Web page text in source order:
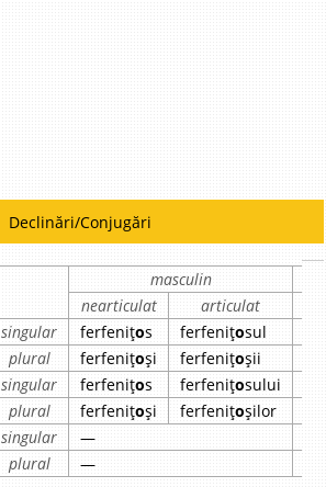
Declinări/Conjugări
masculin
nearticulat
articulat
singular ferfenițos ferfenițosul
plural
ferfenițoși ferfenițoșii
singular ferfenițos ferfenițosului
plural
ferfenițoși ferfenițoșilor
singular —
plural
—